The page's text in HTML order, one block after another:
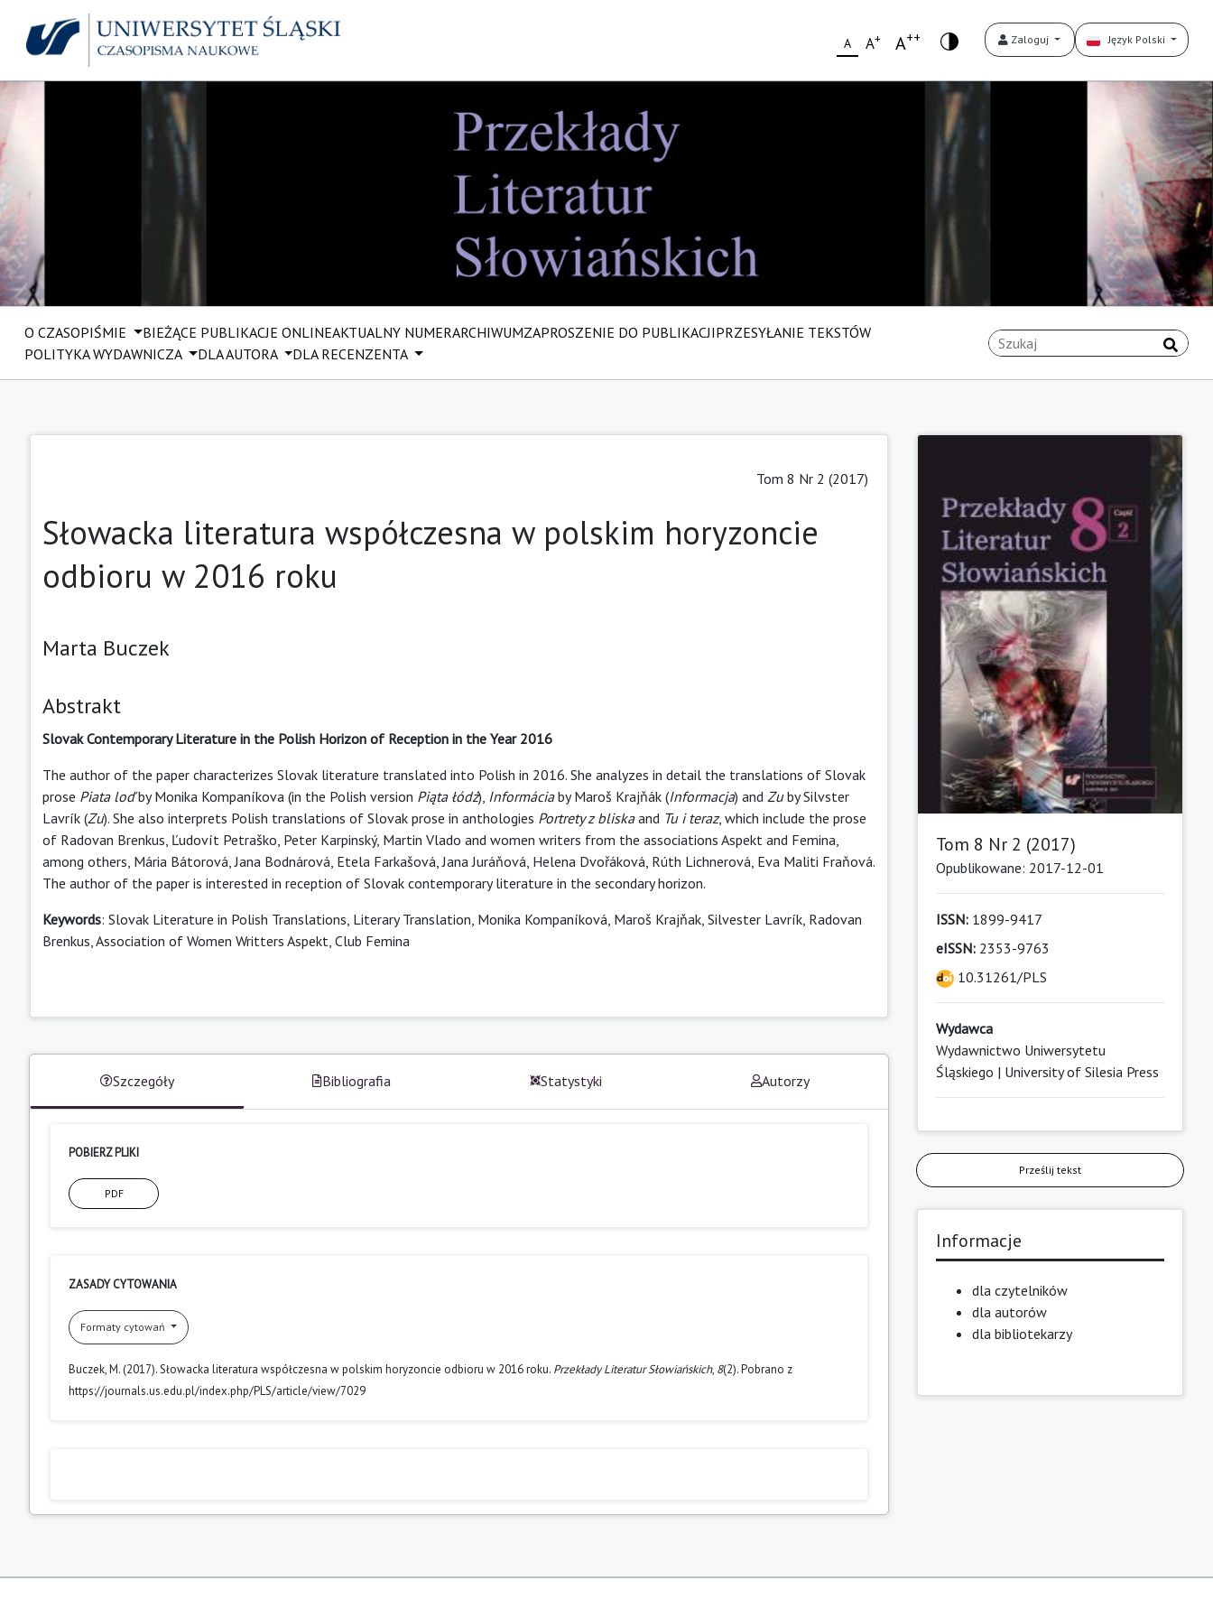
A A+ A++ Zaloguj Język Polski
O CZASOPIŚMIE BIEŻĄCE PUBLIKACJE ONLINEAKTUALNY NUMERARCHIWUMZAPROSZENIE DO PUBLIKACJIPRZESYŁANIE TEKSTÓW
POLITYKA WYDAWNICZA
DLA AUTORA DLA RECENZENTA
Tom 8 Nr 2 (2017)
Słowacka literatura współczesna w polskim horyzoncie
odbioru w 2016 roku
Marta Buczek
Abstrakt
Slovak Contemporary Literature in the Polish Horizon of Reception in the Year 2016
The author of the paper characterizes Slovak literature translated into Polish in 2016. She analyzes in detail the translations of Slovak
prose Piata loďby Monika Kompaníkova (in the Polish version Piąta łódź), Informáciaby Maroš Krajňák (Informacja) and Zuby Silvster
Lavrík (Zu). She also interprets Polish translations of Slovak prose in anthologies Portrety z bliskaand Tu i teraz, which include the prose
of Radovan Brenkus, Ľudovít Petraško, Peter Karpinský, Martin Vlado and women writers from the associations Aspekt and Femina,
among others, Mária Bátorová, Jana Bodnárová, Etela Farkašová, Jana Juráňová, Helena Dvořáková, Rúth Lichnerová, Eva Maliti Fraňová.
The author of the paper is interested in reception of Slovak contemporary literature in the secondary horizon.
Keywords: Slovak Literature in Polish Translations, Literary Translation, Monika Kompaníková, Maroš Krajňak, Silvester Lavrík, Radovan
Brenkus, Association of Women Writters Aspekt, Club Femina
Szczegóły Bibliografia Statystyki Autorzy
POBIERZ PLIKI
PDF
ZASADY CYTOWANIA
Formaty cytowań
Buczek, M. (2017). Słowacka literatura współczesna w polskim horyzoncie odbioru w 2016 roku. Przekłady Literatur Słowiańskich, 8(2). Pobrano z
https://journals.us.edu.pl/index.php/PLS/article/view/7029
Tom 8 Nr 2 (2017)
Opublikowane: 2017-12-01
ISSN:1899-9417
eISSN:2353-9763
10.31261/PLS
Wydawca
Wydawnictwo Uniwersytetu
Śląskiego | University of Silesia Press
Prześlij tekst
Informacje
dla czytelników
dla autorów
dla bibliotekarzy